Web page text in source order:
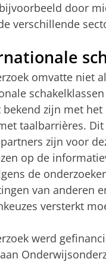
door
verschillende
omvatte niet
bekend zijn met
taalbarrières.
zijn voor
op de
de
van anderen
versterkt
werd